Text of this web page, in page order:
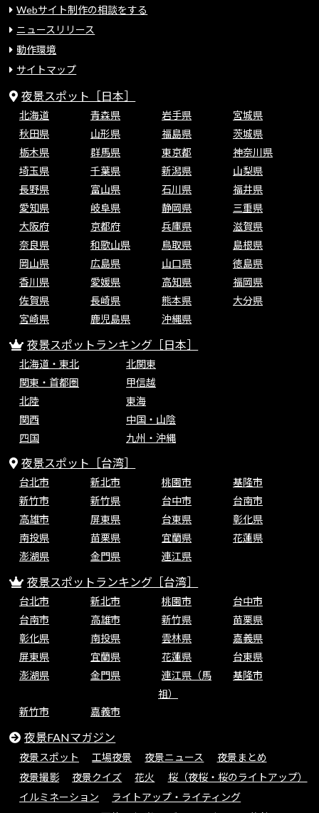
Webサイト制作の相談をする
ニュースリリース
動作環境
サイトマップ
夜景スポット［日本］
北海道 青森県 岩手県
宮城県
秋田県
山形県 福島県
茨城県
栃木県
群馬県 東京都
神奈川県
埼玉県
千葉県 新潟県
山梨県
長野県
富山県 石川県
福井県
愛知県
岐阜県 静岡県
三重県
大阪府
京都府 兵庫県
滋賀県
奈良県
和歌山県 鳥取県
島根県
岡山県
広島県 山口県
徳島県
香川県
愛媛県 高知県
福岡県
佐賀県
長崎県 熊本県
大分県
宮崎県
鹿児島県 沖縄県
夜景スポットランキング［日本］
北海道・東北
北関東
関東・首都圏
甲信越
北陸
東海
関西
中国・山陰
四国
九州・沖縄
夜景スポット［台湾］
台北市 新北市 桃園市
基隆市
新竹市
新竹県 台中市
台南市
高雄市
屏東県 台東県
彰化県
南投県
苗栗県 宜蘭県
花蓮県
澎湖県
金門県 連江県
夜景スポットランキング［台湾］
台北市 新北市 桃園市
台中市
台南市
高雄市 新竹県
苗栗県
彰化県
南投県 雲林県
嘉義県
屏東県
宜蘭県 花蓮県
台東県
澎湖県
金門県
連江県（馬
祖）
基隆市
新竹市 嘉義市
夜景FANマガジン
夜景スポット 工場夜景 夜景ニュース
夜景まとめ
夜景撮影
夜景クイズ 花火
桜（夜桜・桜のライトアップ）
イルミネーション
ライトアップ・ライティング